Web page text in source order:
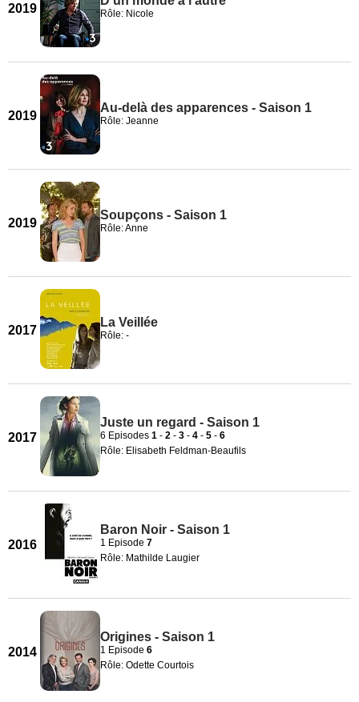
2019 Rôle: Nicole
2019
Au-delà des apparences - Saison 1
Rôle: Jeanne
2019
Soupçons - Saison 1
Rôle: Anne
2017
La Veillée
Rôle: -
2017
Juste un regard - Saison 1
6 Episodes 1 - 2 - 3 - 4 - 5 - 6
Rôle: Elisabeth Feldman-Beaufils
2016
Baron Noir - Saison 1
1 Episode 7
Rôle: Mathilde Laugier
2014
Origines - Saison 1
1 Episode 6
Rôle: Odette Courtois